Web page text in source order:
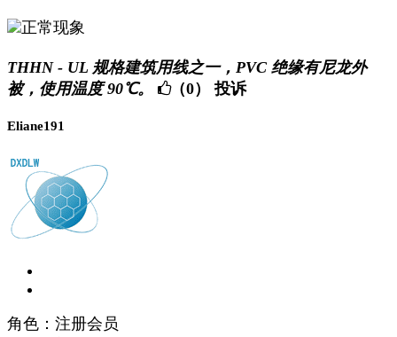
正常现象
THHN - UL 规格建筑用线之一，PVC 绝缘有尼龙外
被，使用温度 90℃。
（0） 投诉
Eliane191
角色：注册会员